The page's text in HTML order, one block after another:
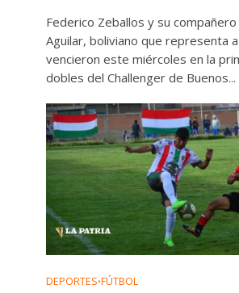
Federico Zeballos y su compañero
Aguilar, boliviano que representa a
vencieron este miércoles en la
dobles del Challenger de Buenos...
DEPORTES•FÚTBOL